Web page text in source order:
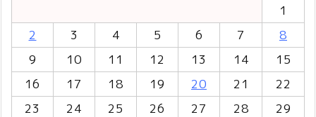
1
2
3 4 5 6 7
8
9
10 11 12 13 14
15
16
17 18 19 20 21
22
23
24 25 26 27 28 29